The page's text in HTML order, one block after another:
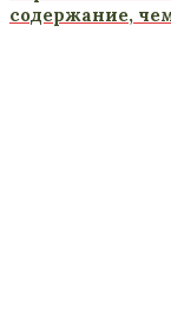
содержание,